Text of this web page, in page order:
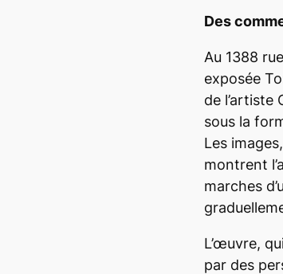
Des
Au 1388
exposée
de l’artiste
sous la
Les
montrent
marches
L’œuvre,
par des